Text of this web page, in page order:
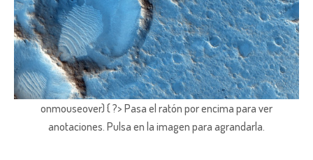
onmouseover) { ?> Pasa el ratón por encima para ver
anotaciones. Pulsa en la imagen para agrandarla.